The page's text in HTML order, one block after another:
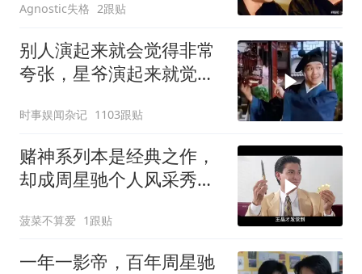
Agnostic失格 2跟贴
别人演起来就会觉得非常
夸张，星爷演起来就觉得
时事娱闻杂记 1103跟贴
赌神系列本是经典之作，
却成周星驰个人风采秀，
菠菜不算爱 1跟贴
一年一影帝，百年周星驰